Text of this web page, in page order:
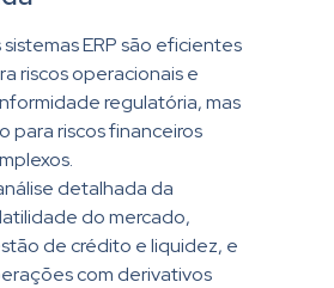
sistemas ERP são eficientes
riscos operacionais e
regulatória, mas
para riscos financeiros
detalhada da
do mercado,
de crédito e liquidez, e
com derivativos